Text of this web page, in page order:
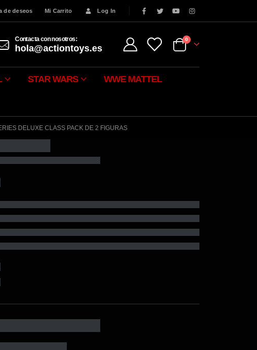
de deseos Mi Carrito Log In
Contacta con nosotros:
hola@actiontoys.es
0
STAR WARS WWE MATTEL
DELUXE CLASS PACK DE 2 FIGURAS